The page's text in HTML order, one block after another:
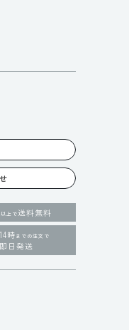
以上で送料無料
時 までの注文で
即日発送